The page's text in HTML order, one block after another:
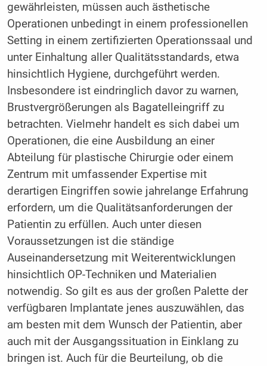
gewährleisten, müssen auch ästhetische
Operationen unbedingt in einem professionellen
Setting in einem zertifizierten Operationssaal und
unter Einhaltung aller Qualitätsstandards, etwa
hinsichtlich Hygiene, durchgeführt werden.
Insbesondere ist eindringlich davor zu warnen,
Brustvergrößerungen als Bagatelleingriff zu
betrachten. Vielmehr handelt es sich dabei um
Operationen, die eine Ausbildung an einer
Abteilung für plastische Chirurgie oder einem
Zentrum mit umfassender Expertise mit
derartigen Eingriffen sowie jahrelange Erfahrung
erfordern, um die Qualitätsanforderungen der
Patientin zu erfüllen. Auch unter diesen
Voraussetzungen ist die ständige
Auseinandersetzung mit Weiterentwicklungen
hinsichtlich OP-Techniken und Materialien
notwendig. So gilt es aus der großen Palette der
verfügbaren Implantate jenes auszuwählen, das
am besten mit dem Wunsch der Patientin, aber
auch mit der Ausgangssituation in Einklang zu
bringen ist. Auch für die Beurteilung, ob die